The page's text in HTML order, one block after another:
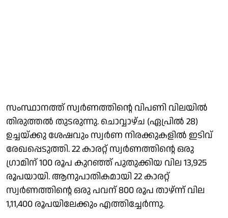
സംസ്ഥാനത്ത് സ്വർണത്തിന്റെ വിപണി വിലയിൽ
തിരുത്തൽ തുടരുന്നു. ചൊവ്വാഴ്ച (ഏപ്രിൽ 28)
ഉച്ചയ്ക്കു ശേഷവും സ്വർണ നിരക്കുകളിൽ ഇടിവ്
രേഖപ്പെടുത്തി. 22 കാരറ്റ് സ്വർണത്തിന്റെ ഒരു ​
ഗ്രാമിന് 100 രൂപ കുറഞ്ഞ് പുതുക്കിയ വില 13,925
രൂപയായി. ആനുപാതികമായി 22 കാരറ്റ്
സ്വർണത്തിന്റെ ഒരു പവന് 800 രൂപ താഴ്ന്ന് വില
1,11,400 രൂപയിലേക്കും എത്തിച്ചേർന്നു.